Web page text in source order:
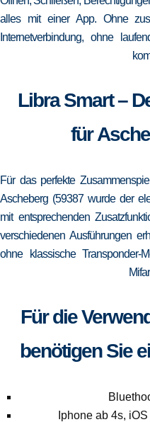
alles mit einer App. Ohne
Internetverbindung, ohne
Libra Smart –
für
Für das perfekte
Ascheberg (59387 wurde der
mit entsprechenden
verschiedenen Ausführungen
ohne klassische
Für die
benötigen Sie
Iphone ab 4s,